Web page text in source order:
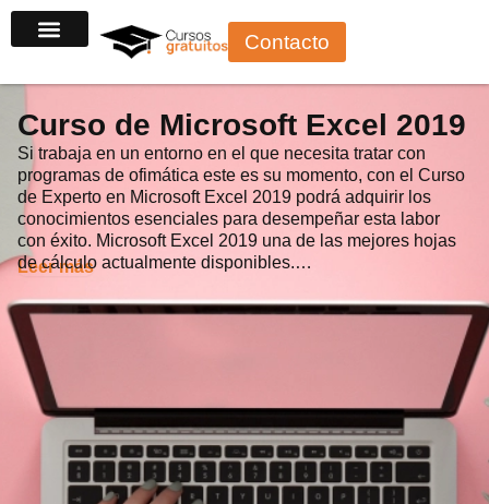
al
Contacto
Curso de Microsoft Excel 2019
Si trabaja en un entorno en el que necesita tratar con
programas de ofimática este es su momento, con el Curso
de Experto en Microsoft Excel 2019 podrá adquirir los
conocimientos esenciales para desempeñar esta labor
con éxito. Microsoft Excel 2019 una de las mejores hojas
de cálculo actualmente disponibles.…
Leer más